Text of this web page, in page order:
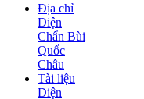
Địa chỉ
Diện
Chẩn Bùi
Quốc
Châu
Tài liệu
Diện